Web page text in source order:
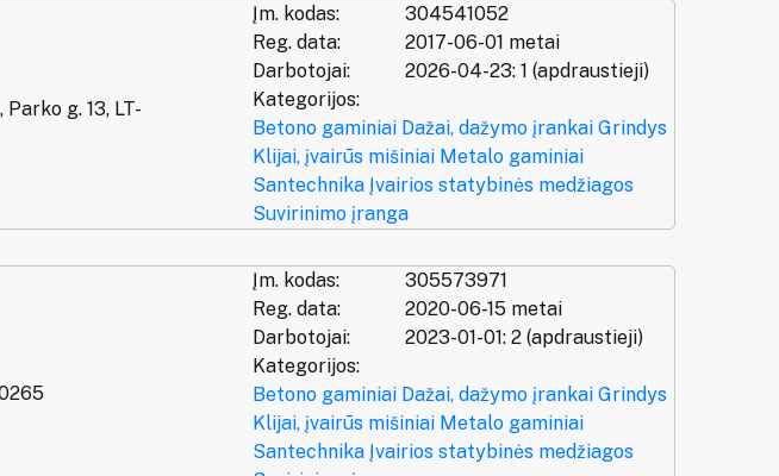
g. 13, LT-
Įm. kodas:
304541052
Reg. data:
2017-06-01 metai
Darbotojai:
2026-04-23: 1 (apdraustieji)
Kategorijos:
Betono gaminiai Dažai, dažymo įrankai Grindys
Klijai, įvairūs mišiniai Metalo gaminiai
Santechnika Įvairios statybinės medžiagos
Suvirinimo įranga
Įm. kodas:
305573971
Reg. data:
2020-06-15 metai
Darbotojai:
2023-01-01: 2 (apdraustieji)
Kategorijos:
Betono gaminiai Dažai, dažymo įrankai Grindys
Klijai, įvairūs mišiniai Metalo gaminiai
Santechnika Įvairios statybinės medžiagos